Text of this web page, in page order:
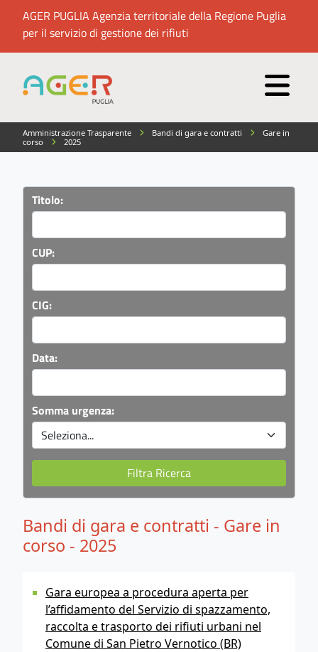
AGER PUGLIA Agenzia territoriale della Regione Puglia
per il servizio di gestione dei rifiuti
Amministrazione Trasparente Bandi di gara e contratti
Gare in
corso
2025
Titolo:
CUP:
CIG:
Data:
Somma urgenza:
Bandi di gara e contratti - Gare in
corso - 2025
Gara europea a procedura aperta per
l’affidamento del Servizio di spazzamento,
raccolta e trasporto dei rifiuti urbani nel
Comune di San Pietro Vernotico (BR)